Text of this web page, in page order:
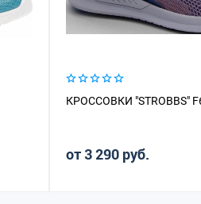
КРОССОВКИ "STROBBS"
от 3 290 руб.